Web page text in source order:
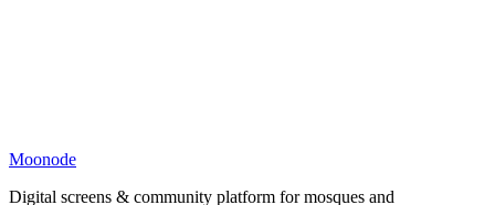
Moonode
Digital screens & community platform for mosques and